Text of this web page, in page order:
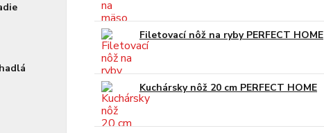
Filetovací nôž na ryby PERFECT HOME
Kuchársky nôž 20 cm PERFECT HOME